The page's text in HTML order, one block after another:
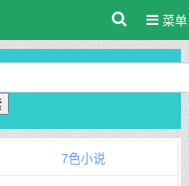
菜单
7色小说